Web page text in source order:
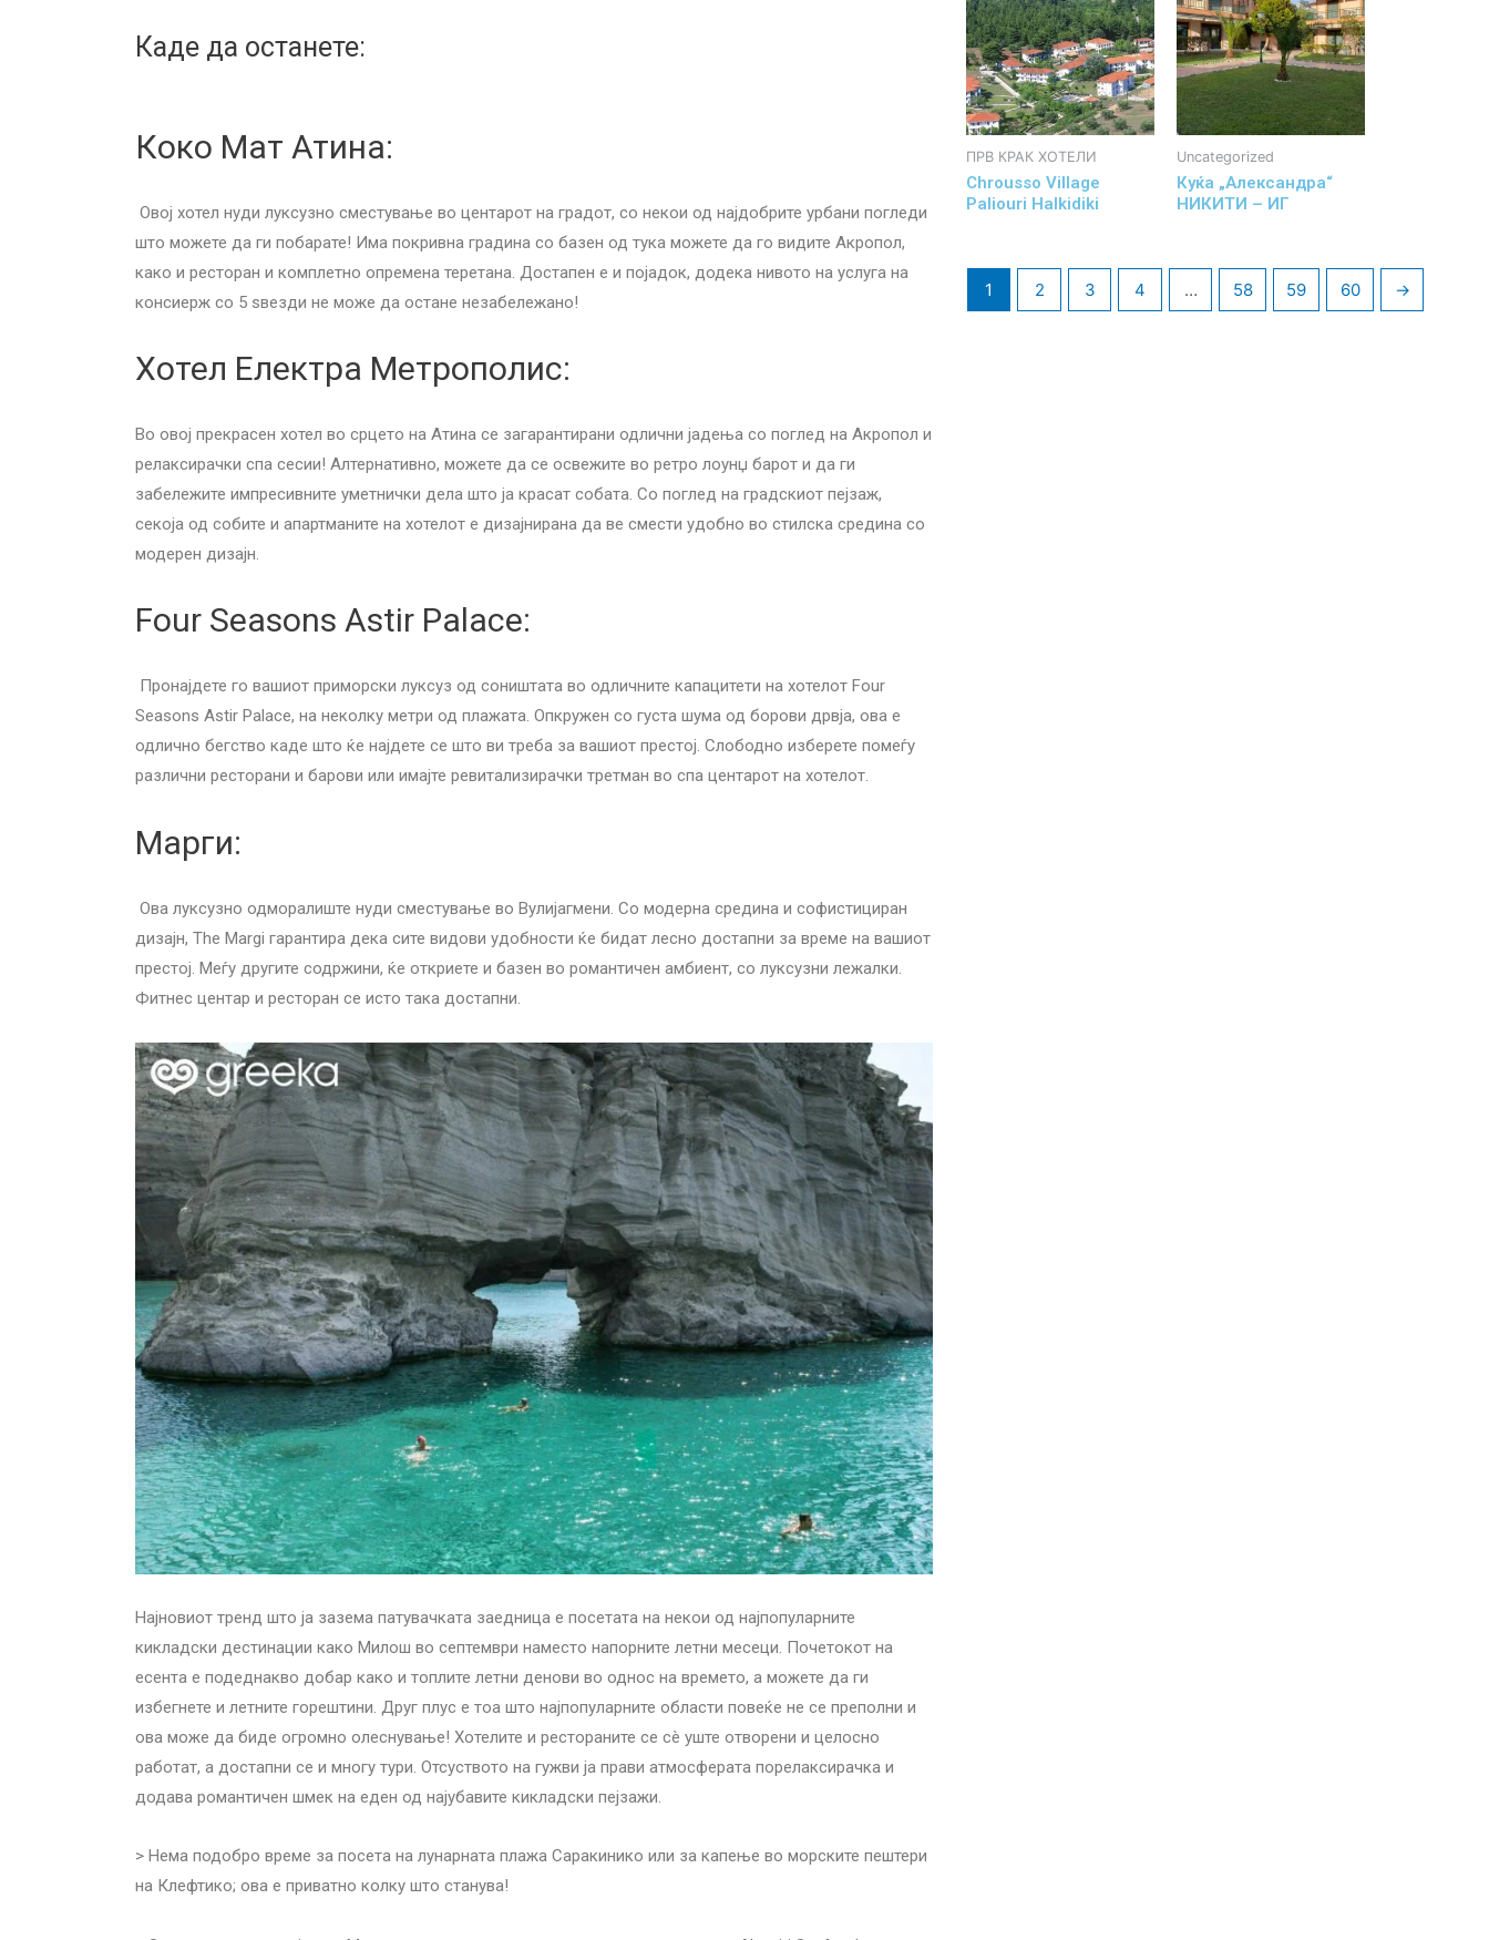
Каде да останете:
Коко Мат Атина:
Овој хотел нуди луксузно сместување во центарот на градот, со некои од најдобрите урбани погледи
што можете да ги побарате! Има покривна градина со базен од тука можете да го видите Акропол,
како и ресторан и комплетно опремена теретана. Достапен е и појадок, додека нивото на услуга на
консиерж со 5 ѕвезди не може да остане незабележано!
Хотел Електра Метрополис:
Во овој прекрасен хотел во срцето на Атина се загарантирани одлични јадења со поглед на Акропол и
релаксирачки спа сесии! Алтернативно, можете да се освежите во ретро лоунџ барот и да ги
забележите импресивните уметнички дела што ја красат собата. Со поглед на градскиот пејзаж,
секоја од собите и апартманите на хотелот е дизајнирана да ве смести удобно во стилска средина со
модерен дизајн.
Four Seasons Astir Palace:
Пронајдете го вашиот приморски луксуз од соништата во одличните капацитети на хотелот Four
Seasons Astir Palace, на неколку метри од плажата. Опкружен со густа шума од борови дрвја, ова е
одлично бегство каде што ќе најдете се што ви треба за вашиот престој. Слободно изберете помеѓу
различни ресторани и барови или имајте ревитализирачки третман во спа центарот на хотелот.
Марги:
Ова луксузно одморалиште нуди сместување во Вулијагмени. Со модерна средина и софистициран
дизајн, The Margi гарантира дека сите видови удобности ќе бидат лесно достапни за време на вашиот
престој. Меѓу другите содржини, ќе откриете и базен во романтичен амбиент, со луксузни лежалки.
Фитнес центар и ресторан се исто така достапни.
Најновиот тренд што ја зазема патувачката заедница е посетата на некои од најпопуларните
кикладски дестинации како Милош во септември наместо напорните летни месеци. Почетокот на
есента е подеднакво добар како и топлите летни денови во однос на времето, а можете да ги
избегнете и летните горештини. Друг плус е тоа што најпопуларните области повеќе не се преполни и
ова може да биде огромно олеснување! Хотелите и рестораните се сè уште отворени и целосно
работат, а достапни се и многу тури. Отсуството на гужви ја прави атмосферата порелаксирачка и
додава романтичен шмек на еден од најубавите кикладски пејзажи.
> Нема подобро време за посета на лунарната плажа Саракинико или за капење во морските пештери
на Клефтико; ова е приватно колку што станува!
ПРВ КРАК ХОТЕЛИ
Chrousso Village
Paliouri Halkidiki
Uncategorized
Куќа „Александра“
НИКИТИ – ИГ
1 2 3 4 … 58 59 60 →